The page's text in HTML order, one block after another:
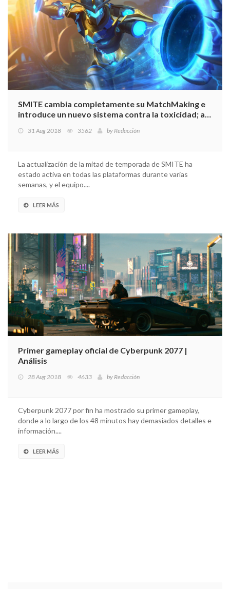
SMITE cambia completamente su MatchMaking e
introduce un nuevo sistema contra la toxicidad; a
31 Aug 2018 3562 byRedacción
La actualización de la mitad de temporada de SMITE ha
estado activa en todas las plataformas durante varias
semanas, y el equipo....
LEER MÁS
Primer gameplay oficial de Cyberpunk 2077 |
Análisis
28 Aug 2018 4633 byRedacción
Cyberpunk 2077 por fin ha mostrado su primer gameplay,
donde a lo largo de los 48 minutos hay demasiados detalles e
información....
LEER MÁS